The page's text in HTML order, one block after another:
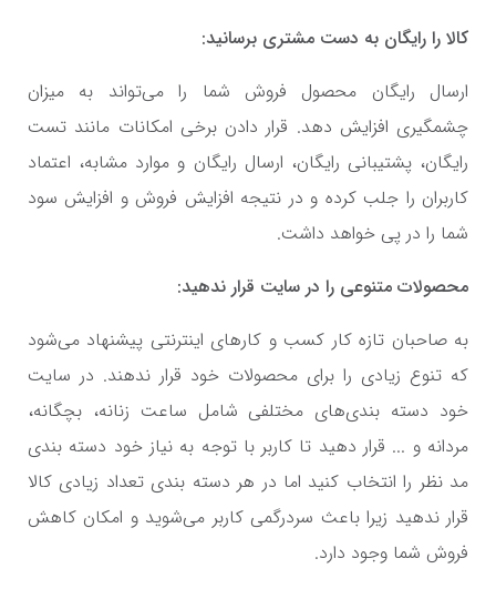
کالا را رایگان به دست مشتری برسانید:
ارسال رایگان محصول فروش شما را می‌تواند به میزان
چشمگیری افزایش دهد. قرار دادن برخی امکانات مانند تست
رایگان، پشتیبانی رایگان، ارسال رایگان و موارد مشابه، اعتماد
کاربران را جلب کرده و در نتیجه افزایش فروش و افزایش سود
شما را در پی خواهد داشت.
محصولات متنوعی را در سایت قرار ندهید:
به صاحبان تازه کار کسب و کارهای اینترنتی پیشنهاد می‌شود
که تنوع زیادی را برای محصولات خود قرار ندهند. در سایت
خود دسته بندی‌های مختلفی شامل ساعت زنانه، بچگانه،
مردانه و ... قرار دهید تا کاربر با توجه به نیاز خود دسته بندی
مد نظر را انتخاب کنید اما در هر دسته بندی تعداد زیادی کالا
قرار ندهید زیرا باعث سردرگمی کاربر می‌شوید و امکان کاهش
فروش شما وجود دارد.